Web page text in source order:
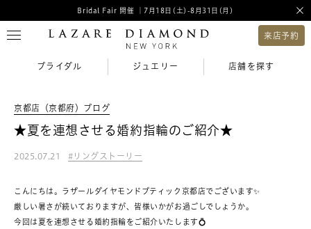
Bridal Fair 開催 ｜7月18日(土)-8月31日(月)
来店予約
ブライダル ジュエリー 店舗を探す
京都店（京都府）ブログ
★夏を連想させる婚約指輪のご紹介★
2025.07.21 リングストーリー
こんにちは。ラザールダイヤモンドブティック京都店でございます✨
厳しい暑さが続いておりますが、皆様いかがお過ごしでしょうか。
今回は夏を連想させる婚約指輪をご紹介いたします💍